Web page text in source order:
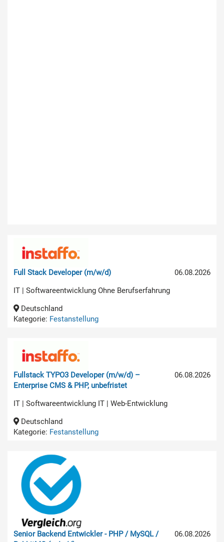
06.08.2026
Full Stack Developer (m/w/d)
IT | Softwareentwicklung Ohne Berufserfahrung
Deutschland
Kategorie: Festanstellung
06.08.2026
Fullstack TYPO3 Developer (m/w/d) –
Enterprise CMS & PHP, unbefristet
IT | Softwareentwicklung IT | Web-Entwicklung
Deutschland
Kategorie: Festanstellung
06.08.2026
Senior Backend Entwickler - PHP / MySQL /